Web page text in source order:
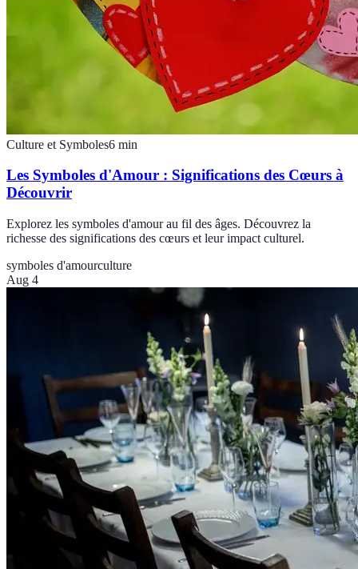
Culture et Symboles6 min
Les Symboles d'Amour : Significations des Cœurs à
Découvrir
Explorez les symboles d'amour au fil des âges. Découvrez la
richesse des significations des cœurs et leur impact culturel.
symboles d'amourculture
Aug 4